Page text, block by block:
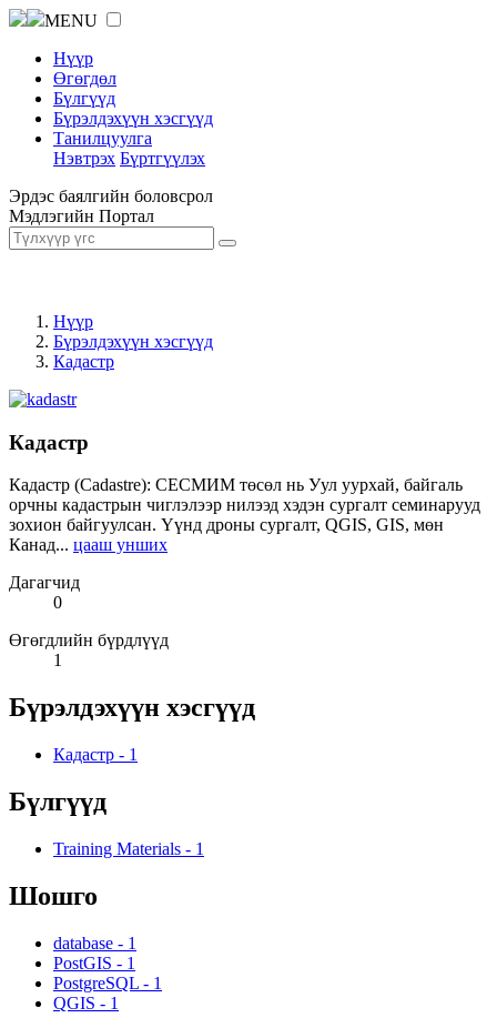
MENU
Нүүр
Өгөгдөл
Бүлгүүд
Бүрэлдэхүүн хэсгүүд
Танилцуулга
Нэвтрэх Бүртгүүлэх
Эрдэс баялгийн боловсрол
Мэдлэгийн Портал
Нүүр
Бүрэлдэхүүн хэсгүүд
Кадастр
Кадастр
Кадастр (Cadastre): СЕСМИМ төсөл нь Уул уурхай, байгаль
орчны кадастрын чиглэлээр нилээд хэдэн сургалт семинарууд
зохион байгуулсан. Үүнд дроны сургалт, QGIS, GIS, мөн
Канад... цааш унших
Дагагчид
0
Өгөгдлийн бүрдлүүд
1
Бүрэлдэхүүн хэсгүүд
Кадастр - 1
Бүлгүүд
Training Materials - 1
Шошго
database - 1
PostGIS - 1
PostgreSQL - 1
QGIS - 1